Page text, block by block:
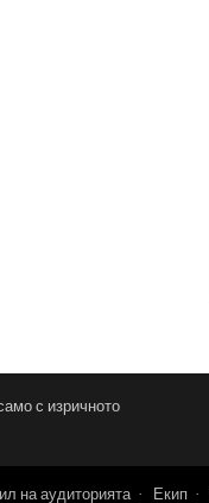
с изричното
на аудиторията Екип